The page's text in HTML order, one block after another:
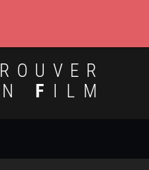
ROUVER
N F ILM